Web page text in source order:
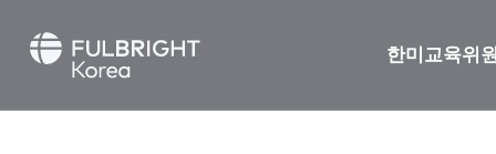
한미교육위